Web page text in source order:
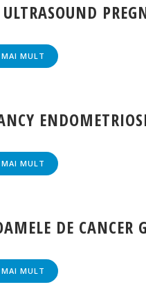
MULT
MULT
DE CANCER
MULT